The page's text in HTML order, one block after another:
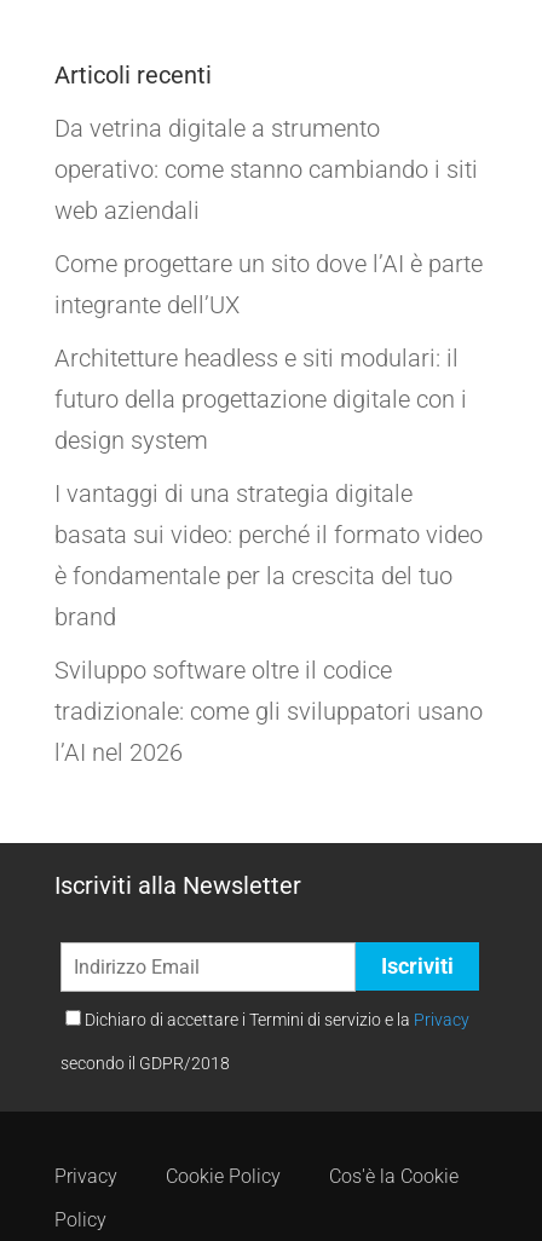
Articoli recenti
Da vetrina digitale a strumento
operativo: come stanno cambiando i siti
web aziendali
Come progettare un sito dove l’AI è parte
integrante dell’UX
Architetture headless e siti modulari: il
futuro della progettazione digitale con i
design system
I vantaggi di una strategia digitale
basata sui video: perché il formato video
è fondamentale per la crescita del tuo
brand
Sviluppo software oltre il codice
tradizionale: come gli sviluppatori usano
l’AI nel 2026
Iscriviti alla Newsletter
Dichiaro di accettare i Termini di servizio e la Privacy
secondo il GDPR/2018
Privacy Cookie Policy
Cos'è la Cookie
Policy